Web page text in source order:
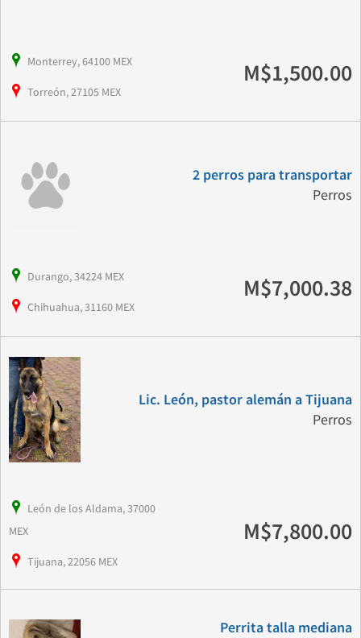
Monterrey, 64100 MEX
Torreón, 27105 MEX
M$1,500.00
2 perros para transportar
Perros
Durango, 34224 MEX
Chihuahua, 31160 MEX
M$7,000.38
Lic. León, pastor alemán a Tijuana
Perros
León de los Aldama, 37000
MEX
Tijuana, 22056 MEX
M$7,800.00
Perrita talla mediana